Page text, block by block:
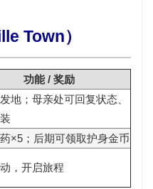
Town）
功能 / 奖励
地；母亲处可回复状态、
×5 ；后期可领取护身金币
，开启旅程